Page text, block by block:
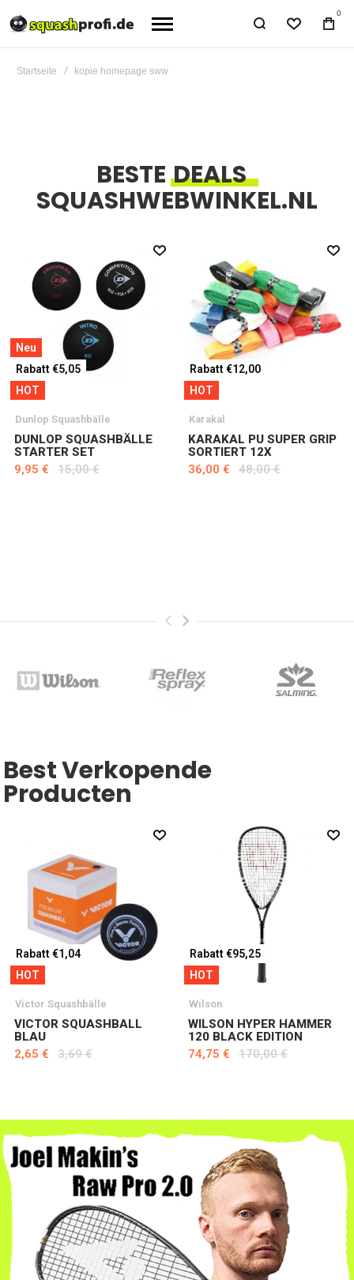
0
Startseite kopie homepage sww
BESTE DEALS
SQUASHWEBWINKEL.NL
Neu
Rabatt €5,05
HOT
Dunlop Squashbälle
DUNLOP SQUASHBÄLLE
STARTER SET
9,95 €
15,00 €
Rabatt €12,00
HOT
Karakal
KARAKAL PU SUPER GRIP
SORTIERT 12X
36,00 €
48,00 €
> <
Best Verkopende
Producten
Rabatt €1,04
HOT
Victor Squashbälle
VICTOR SQUASHBALL
BLAU
2,65 €
3,69 €
Rabatt €95,25
HOT
Wilson
WILSON HYPER HAMMER
120 BLACK EDITION
74,75 €
170,00 €